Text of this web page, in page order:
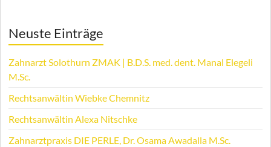
Neuste Einträge
Zahnarzt Solothurn ZMAK | B.D.S. med. dent. Manal Elegeli
M.Sc.
Rechtsanwältin Wiebke Chemnitz
Rechtsanwältin Alexa Nitschke
Zahnarztpraxis DIE PERLE, Dr. Osama Awadalla M.Sc.